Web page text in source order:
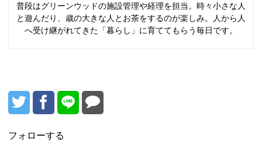
普段はグリーンウッドの施設管理や経理を担当。時々小さな人
と遊んだり、歳の大きな人とお茶をするのが楽しみ。人から人
へ受け継がれてきた「暮らし」に育ててもらう毎日です。
フォローする